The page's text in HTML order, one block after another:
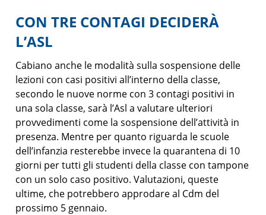
CON TRE CONTAGI DECIDERÀ
L’ASL
Cabiano anche le modalità sulla sospensione delle
lezioni con casi positivi all’interno della classe,
secondo le nuove norme con 3 contagi positivi in
una sola classe, sarà l’Asl a valutare ulteriori
provvedimenti come la sospensione dell’attività in
presenza. Mentre per quanto riguarda le scuole
dell’infanzia resterebbe invece la quarantena di 10
giorni per tutti gli studenti della classe con tampone
con un solo caso positivo. Valutazioni, queste
ultime, che potrebbero approdare al Cdm del
prossimo 5 gennaio.